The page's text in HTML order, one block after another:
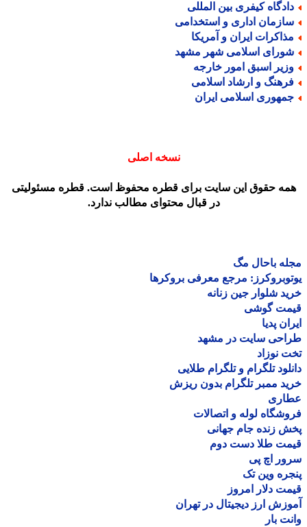
کیفری بین المللی
اداری و استخدامی
ایران و آمریکا
اسلامی شهر مشهد
اسبق امور خارجه
و ارشاد اسلامی
اسلامی ایران
نسخه اصلی
حقوق این سایت برای قطره محفوظ است. قطره مسئولیتی
در قبال محتوای مطالب ندارد.
باحال مگ
مرجع معرفی بروکرها
شلوار جین زنانه
گوشی
پدیا
سایت در مشهد
نوزاد
تلگرام و تلگرام طلایی
ممبر تلگرام بدون ریزش
لوله و اتصالات
زنده جام جهانی
طلا دست دوم
اچ پی
وین تک
دلار امروز
ارز دیجیتال در تهران
بار